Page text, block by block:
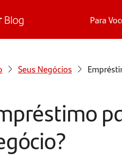
Para
Seus Negócios